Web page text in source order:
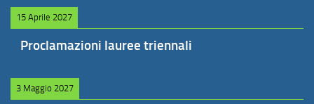
15 Aprile 2027
Proclamazioni lauree triennali
3 Maggio 2027